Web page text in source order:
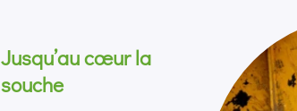
Jusqu’au cœur la
souche